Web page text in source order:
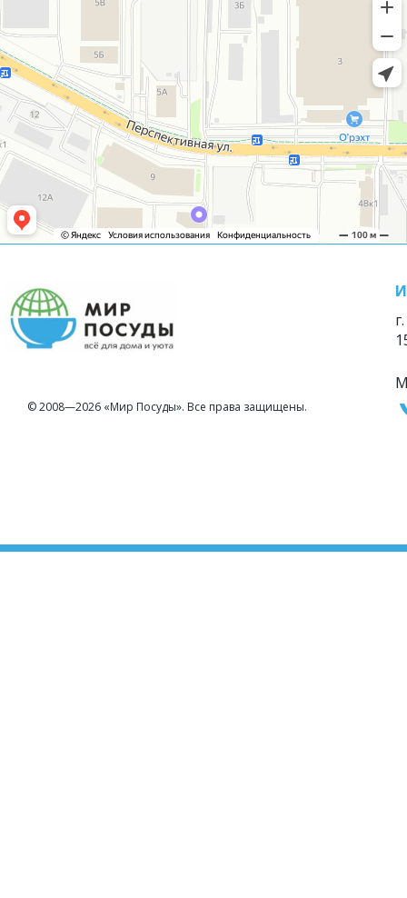
© 2008—2026 «Мир Посуды». Все права защищены.